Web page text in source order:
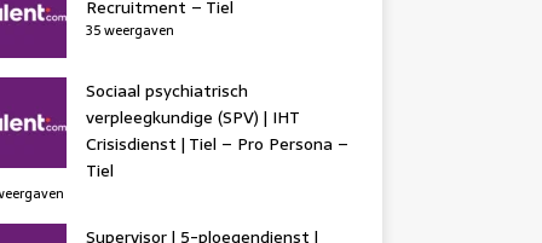
Recruitment – Tiel
35 weergaven
Sociaal psychiatrisch
verpleegkundige (SPV) | IHT
Crisisdienst | Tiel – Pro Persona –
Tiel
Supervisor | 5-ploegendienst |